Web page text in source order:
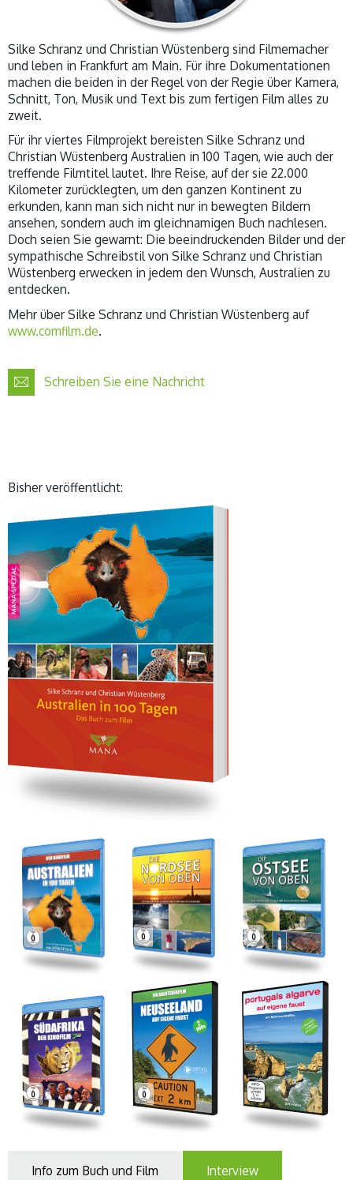
Silke Schranz und Christian Wüstenberg sind Filmemacher
und leben in Frankfurt am Main. Für ihre Dokumentationen
machen die beiden in der Regel von der Regie über Kamera,
Schnitt, Ton, Musik und Text bis zum fertigen Film alles zu
zweit.
Für ihr viertes Filmprojekt bereisten Silke Schranz und
Christian Wüstenberg Australien in 100 Tagen, wie auch der
treffende Filmtitel lautet. Ihre Reise, auf der sie 22.000
Kilometer zurücklegten, um den ganzen Kontinent zu
erkunden, kann man sich nicht nur in bewegten Bildern
ansehen, sondern auch im gleichnamigen Buch nachlesen.
Doch seien Sie gewarnt: Die beeindruckenden Bilder und der
sympathische Schreibstil von Silke Schranz und Christian
Wüstenberg erwecken in jedem den Wunsch, Australien zu
entdecken.
Mehr über Silke Schranz und Christian Wüstenberg auf
www.comfilm.de.
Schreiben Sie eine Nachricht
Bisher veröffentlicht:
Info zum Buch und Film Interview